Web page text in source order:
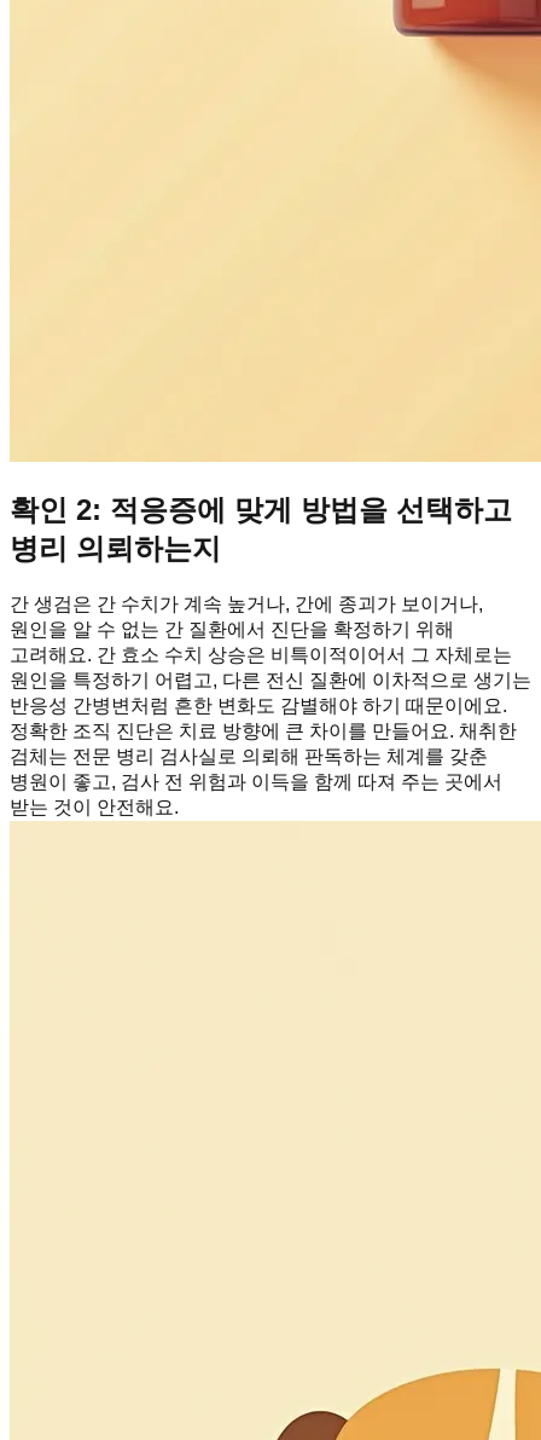
확인 2: 적응증에 맞게 방법을 선택하고
병리 의뢰하는지
간 생검은 간 수치가 계속 높거나, 간에 종괴가 보이거나,
원인을 알 수 없는 간 질환에서 진단을 확정하기 위해
고려해요. 간 효소 수치 상승은 비특이적이어서 그 자체로는
원인을 특정하기 어렵고, 다른 전신 질환에 이차적으로 생기는
반응성 간병변처럼 흔한 변화도 감별해야 하기 때문이에요.
정확한 조직 진단은 치료 방향에 큰 차이를 만들어요. 채취한
검체는 전문 병리 검사실로 의뢰해 판독하는 체계를 갖춘
병원이 좋고, 검사 전 위험과 이득을 함께 따져 주는 곳에서
받는 것이 안전해요.